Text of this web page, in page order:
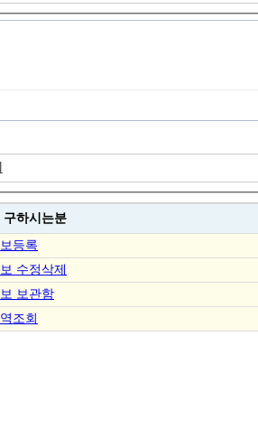
구하시는분
등록
수정삭제
보관함
조회